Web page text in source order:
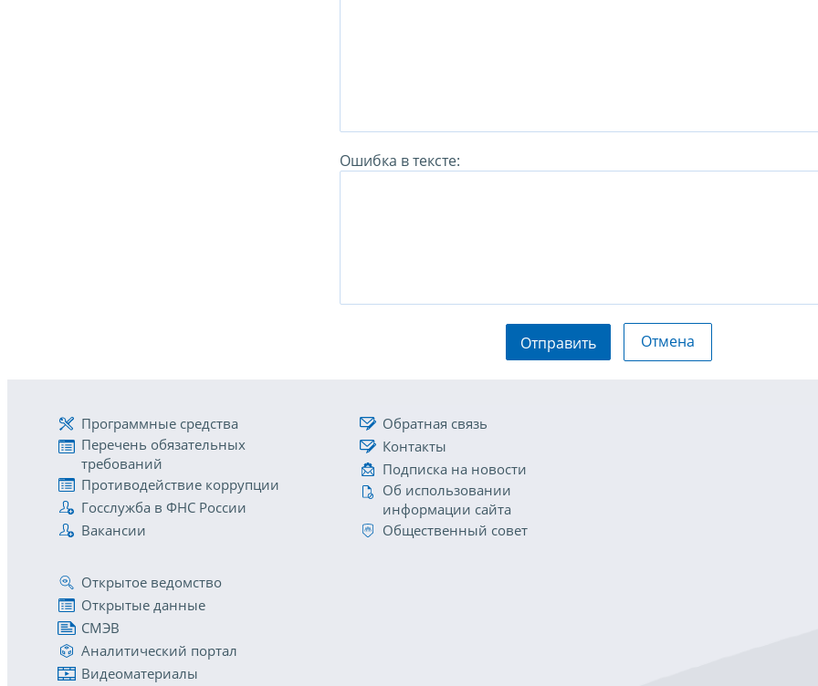
Ошибка в тексте:
Отправить Отмена
Программные средства
Перечень обязательных
требований
Противодействие коррупции
Госслужба в ФНС России
Вакансии
Обратная связь
Контакты
Подписка на новости
Об использовании
информации сайта
Общественный совет
Открытое ведомство
Открытые данные
СМЭВ
Аналитический портал
Видеоматериалы